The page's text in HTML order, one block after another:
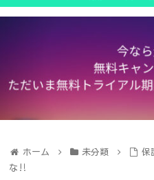
ホーム 未分類
保
な‼